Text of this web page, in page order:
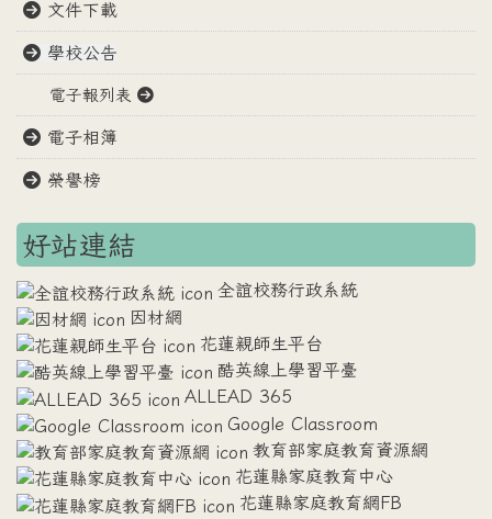
文件下載
學校公告
電子報列表
電子相簿
榮譽榜
好站連結
全誼校務行政系統
因材網
花蓮親師生平台
酷英線上學習平臺
ALLEAD 365
Google Classroom
教育部家庭教育資源網
花蓮縣家庭教育中心
花蓮縣家庭教育網FB